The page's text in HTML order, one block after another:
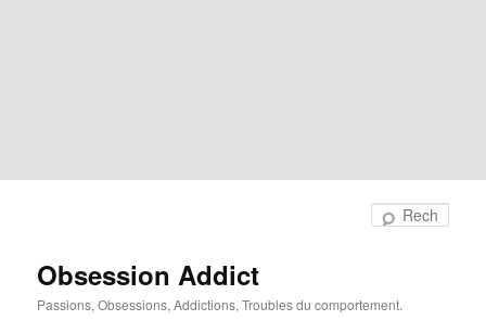
Obsession Addict
Passions, Obsessions, Addictions, Troubles du comportement.